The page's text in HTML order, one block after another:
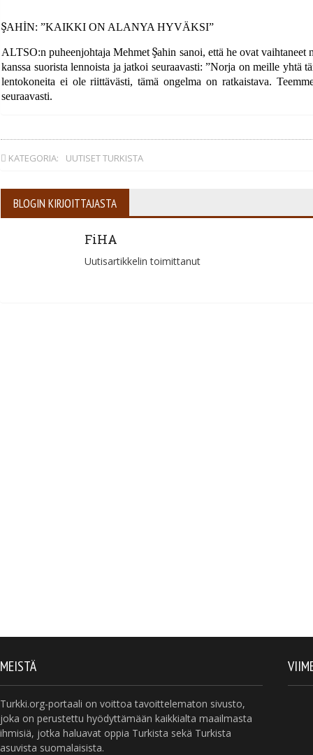
ŞAHİN: ”KAIKKI ON ALANYA HYVÄKSI”
ALTSO:n puheenjohtaja MehmetŞahin sanoi, että he ovat vaihtaneet
kanssa suorista lennoista ja jatkoi seuraavasti: ”Norja on meille yhtä
lentokoneita ei ole riittävästi, tämä ongelma on ratkaistava.
seuraavasti.
KATEGORIA: UUTISET TURKISTA
BLOGIN KIRJOITTAJASTA
FiHA
Uutisartikkelin toimittanut
MEISTÄ
Turkki.org-portaali on voittoa tavoittelematon sivusto,
joka on perustettu hyödyttämään kaikkialta maailmasta
ihmisiä, jotka haluavat oppia Turkista sekä Turkista
asuvista suomalaisista.